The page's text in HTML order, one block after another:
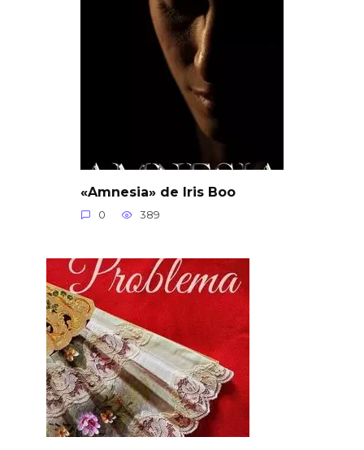
«Amnesia» de Iris Boo
0 389